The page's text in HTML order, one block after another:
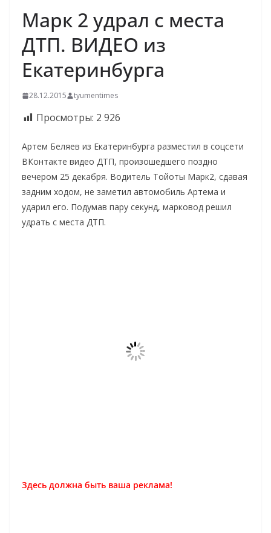
Марк 2 удрал с места
ДТП. ВИДЕО из
Екатеринбурга
28.12.2015 tyumentimes
Просмотры: 2 926
Артем Беляев из Екатеринбурга разместил в соцсети
ВКонтакте видео ДТП, произошедшего поздно
вечером 25 декабря. Водитель Тойоты Марк2, сдавая
задним ходом, не заметил автомобиль Артема и
ударил его. Подумав пару секунд, марковод решил
удрать с места ДТП.
Здесь должна быть ваша реклама!